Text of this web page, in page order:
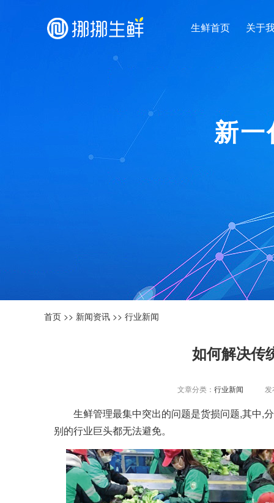
生鲜首页 关于
新一
首页 >> 新闻资讯 >> 行业新闻
如何解决传
文章分类： 行业新闻
生鲜管理最集中突出的问题是货损问题,其中,
别的行业巨头都无法避免。